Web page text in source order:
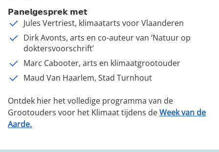
𝗣𝗮𝗻𝗲𝗹𝗴𝗲𝘀𝗽𝗿𝗲𝗸 𝗺𝗲𝘁
Jules Vertriest, klimaatarts voor Vlaanderen
Dirk Avonts, arts en co-auteur van ‘Natuur op
doktersvoorschrift’
Marc Cabooter, arts en klimaatgrootouder
Maud Van Haarlem, Stad Turnhout
Ontdek hier het volledige programma van de
Grootouders voor het Klimaat tijdens deWeek van de
Aarde.